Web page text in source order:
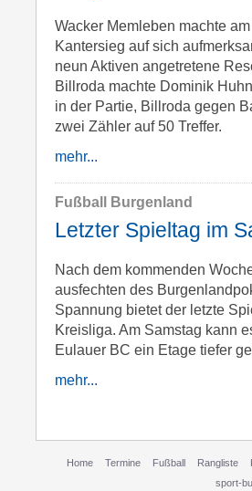
Wacker Memleben machte
Kantersieg auf sich
neun Aktiven angetretene
Billroda machte Dominik
in der Partie, Billroda gegen
zwei Zähler auf 50 Treffer.
mehr...
Fußball Burgenland
Letzter Spieltag im
Nach dem kommenden
ausfechten des
Spannung bietet der letzte
Kreisliga. Am Samstag kann
Eulauer BC ein Etage tiefer
mehr...
Home Termine Fußball Rangliste
sport-